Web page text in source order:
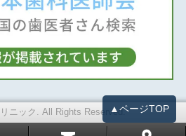
▲ページTOP
ニック. All Rights Reserved.